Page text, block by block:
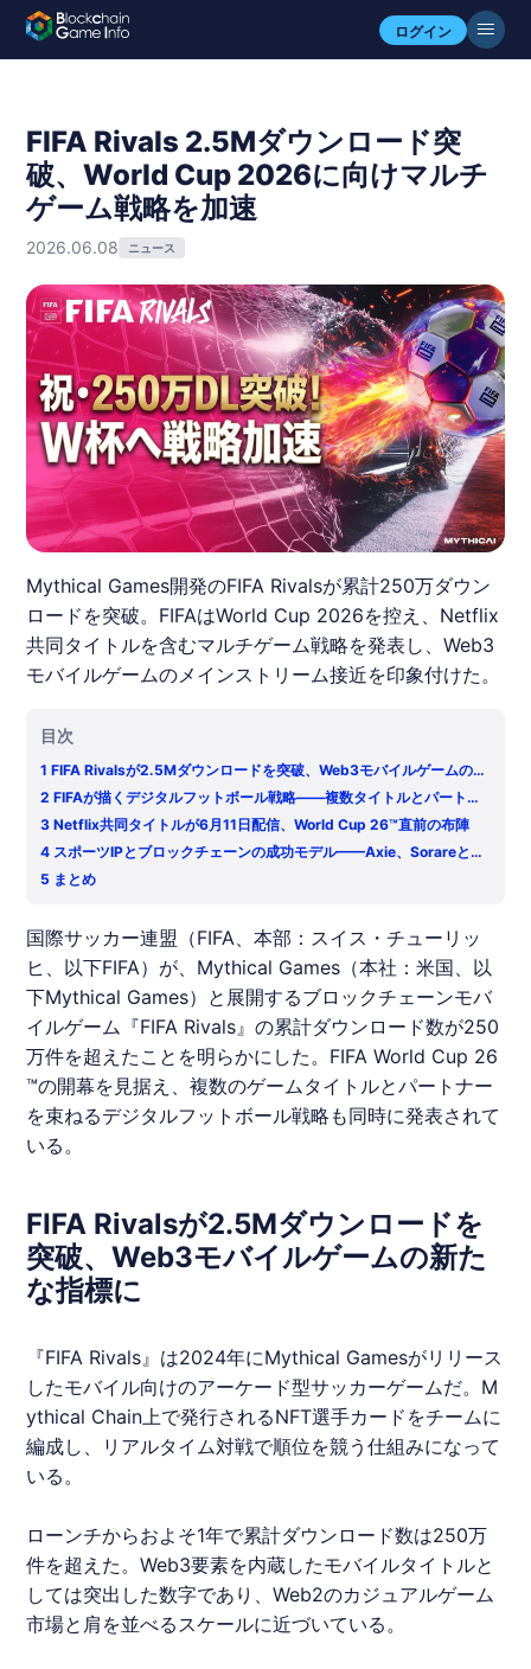
ログイン
FIFA Rivals 2.5Mダウンロード突
破、World Cup 2026に向けマルチ
ゲーム戦略を加速
2026.06.08 ニュース
Mythical Games開発のFIFA Rivalsが累計250万ダウン
ロードを突破。FIFAはWorld Cup 2026を控え、Netflix
共同タイトルを含むマルチゲーム戦略を発表し、Web3
モバイルゲームのメインストリーム接近を印象付けた。
目次
1FIFA Rivalsが2.5Mダウンロードを突破、Web3モバイルゲームの新
たな指標に
2FIFAが描くデジタルフットボール戦略——複数タイトルとパートナ
ーを束ねる構造
3Netflix共同タイトルが6月11日配信、World Cup 26™直前の布陣
4 スポーツIPとブロックチェーンの成功モデル——Axie、Sorareとの
比較
5 まとめ
国際サッカー連盟（FIFA、本部：スイス・チューリッ
ヒ、以下FIFA）が、Mythical Games（本社：米国、以
下Mythical Games）と展開するブロックチェーンモバ
イルゲーム『FIFA Rivals』の累計ダウンロード数が250
万件を超えたことを明らかにした。FIFA World Cup 26
™の開幕を見据え、複数のゲームタイトルとパートナー
を束ねるデジタルフットボール戦略も同時に発表されて
いる。
FIFA Rivalsが2.5Mダウンロードを
突破、Web3モバイルゲームの新た
な指標に
『FIFA Rivals』は2024年にMythical Gamesがリリース
したモバイル向けのアーケード型サッカーゲームだ。M
ythical Chain上で発行されるNFT選手カードをチームに
編成し、リアルタイム対戦で順位を競う仕組みになって
いる。
ローンチからおよそ1年で累計ダウンロード数は250万
件を超えた。Web3要素を内蔵したモバイルタイトルと
しては突出した数字であり、Web2のカジュアルゲーム
市場と肩を並べるスケールに近づいている。